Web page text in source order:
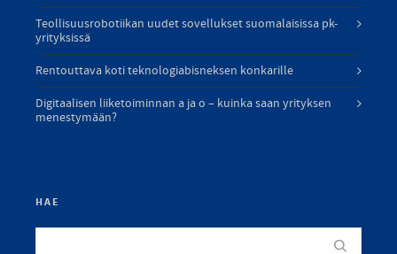
Teollisuusrobotiikan uudet sovellukset suomalaisissa pk-
yrityksissä
Rentouttava koti teknologiabisneksen konkarille
Digitaalisen liiketoiminnan a ja o – kuinka saan yrityksen
menestymään?
HAE